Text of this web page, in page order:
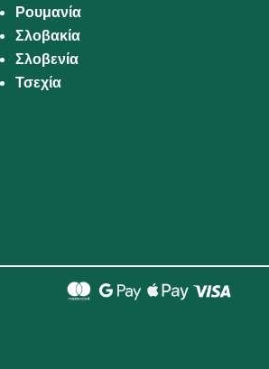
Ρουμανία
Σλοβακία
Σλοβενία
Τσεχία